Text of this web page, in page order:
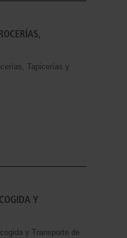
Tapicerías y
Y
y Transporte de